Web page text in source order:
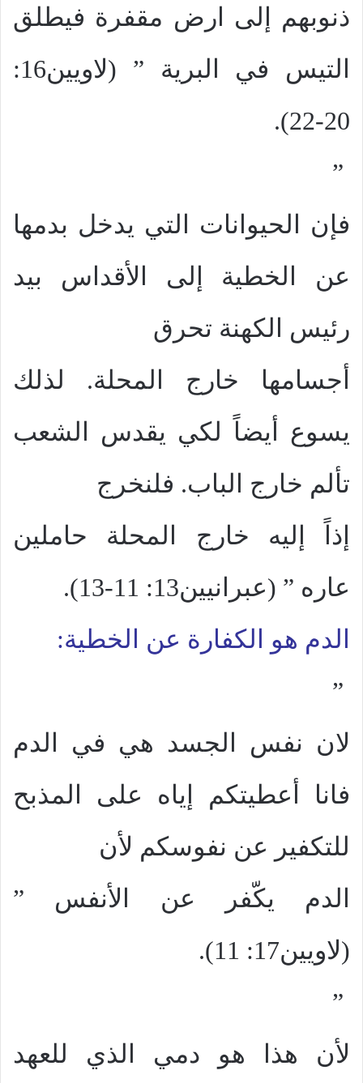
ذنوبهم إلى ارض مقفرة فيطلق
التيس في البرية ” (لاويين16:
20-22).
”
فإن الحيوانات التي يدخل بدمها
عن الخطية إلى الأقداس بيد
رئيس الكهنة تحرق
أجسامها خارج المحلة. لذلك
يسوع أيضاً لكي يقدس الشعب
تألم خارج الباب. فلنخرج
إذاً إليه خارج المحلة حاملين
عاره ” (عبرانيين13: 11-13).
الدم هو الكفارة عن الخطية:
”
لان نفس الجسد هي في الدم
فانا أعطيتكم إياه على المذبح
للتكفير عن نفوسكم لأن
الدم يكّفر عن الأنفس ”
(لاويين17: 11).
”
لأن هذا هو دمي الذي للعهد